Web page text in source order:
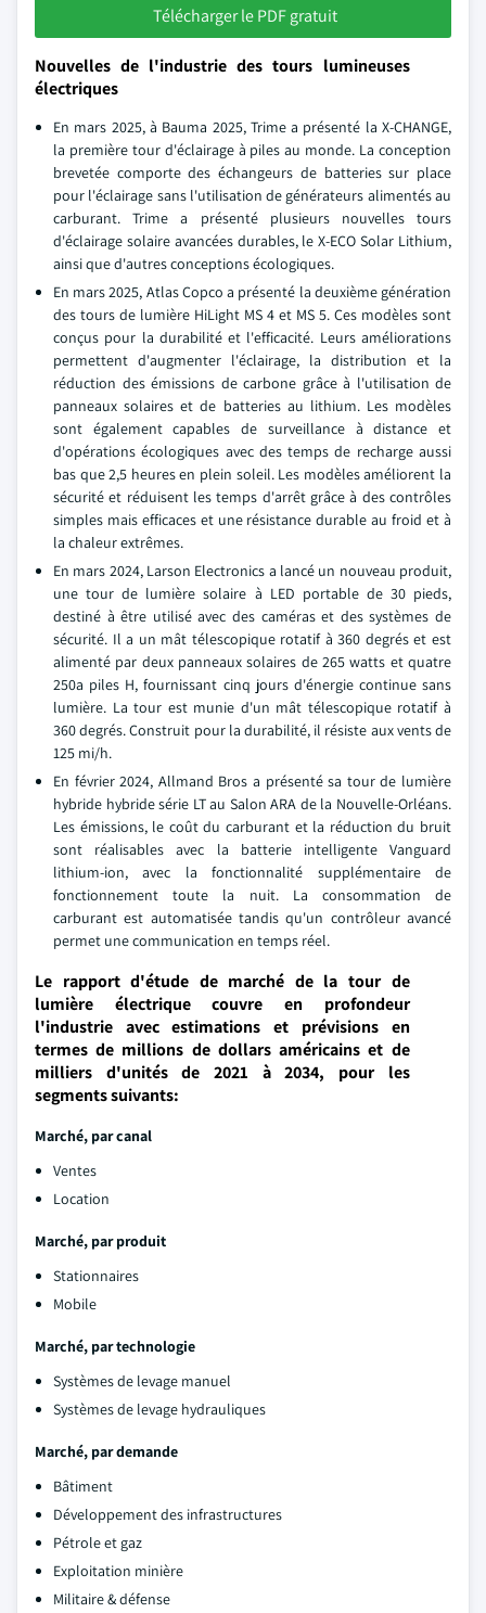
Télécharger le PDF gratuit
Nouvelles de l'industrie des tours lumineuses
électriques
En mars 2025, à Bauma 2025, Trime a présenté la X-CHANGE,
la première tour d'éclairage à piles au monde. La conception
brevetée comporte des échangeurs de batteries sur place
pour l'éclairage sans l'utilisation de générateurs alimentés au
carburant. Trime a présenté plusieurs nouvelles tours
d'éclairage solaire avancées durables, le X-ECO Solar Lithium,
ainsi que d'autres conceptions écologiques.
En mars 2025, Atlas Copco a présenté la deuxième génération
des tours de lumière HiLight MS 4 et MS 5. Ces modèles sont
conçus pour la durabilité et l'efficacité. Leurs améliorations
permettent d'augmenter l'éclairage, la distribution et la
réduction des émissions de carbone grâce à l'utilisation de
panneaux solaires et de batteries au lithium. Les modèles
sont également capables de surveillance à distance et
d'opérations écologiques avec des temps de recharge aussi
bas que 2,5 heures en plein soleil. Les modèles améliorent la
sécurité et réduisent les temps d'arrêt grâce à des contrôles
simples mais efficaces et une résistance durable au froid et à
la chaleur extrêmes.
En mars 2024, Larson Electronics a lancé un nouveau produit,
une tour de lumière solaire à LED portable de 30 pieds,
destiné à être utilisé avec des caméras et des systèmes de
sécurité. Il a un mât télescopique rotatif à 360 degrés et est
alimenté par deux panneaux solaires de 265 watts et quatre
250a piles H, fournissant cinq jours d'énergie continue sans
lumière. La tour est munie d'un mât télescopique rotatif à
360 degrés. Construit pour la durabilité, il résiste aux vents de
125 mi/h.
En février 2024, Allmand Bros a présenté sa tour de lumière
hybride hybride série LT au Salon ARA de la Nouvelle-Orléans.
Les émissions, le coût du carburant et la réduction du bruit
sont réalisables avec la batterie intelligente Vanguard
lithium-ion, avec la fonctionnalité supplémentaire de
fonctionnement toute la nuit. La consommation de
carburant est automatisée tandis qu'un contrôleur avancé
permet une communication en temps réel.
Le rapport d'étude de marché de la tour de
lumière électrique couvre en profondeur
l'industrie avec estimations et prévisions en
termes de millions de dollars américains et de
milliers d'unités de 2021 à 2034, pour les
segments suivants:
Marché, par canal
Ventes
Location
Marché, par produit
Stationnaires
Mobile
Marché, par technologie
Systèmes de levage manuel
Systèmes de levage hydrauliques
Marché, par demande
Bâtiment
Développement des infrastructures
Pétrole et gaz
Exploitation minière
Militaire & défense